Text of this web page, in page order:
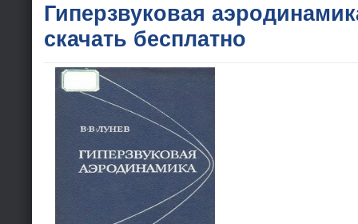
Гиперзвуковая
скачать бесплатно